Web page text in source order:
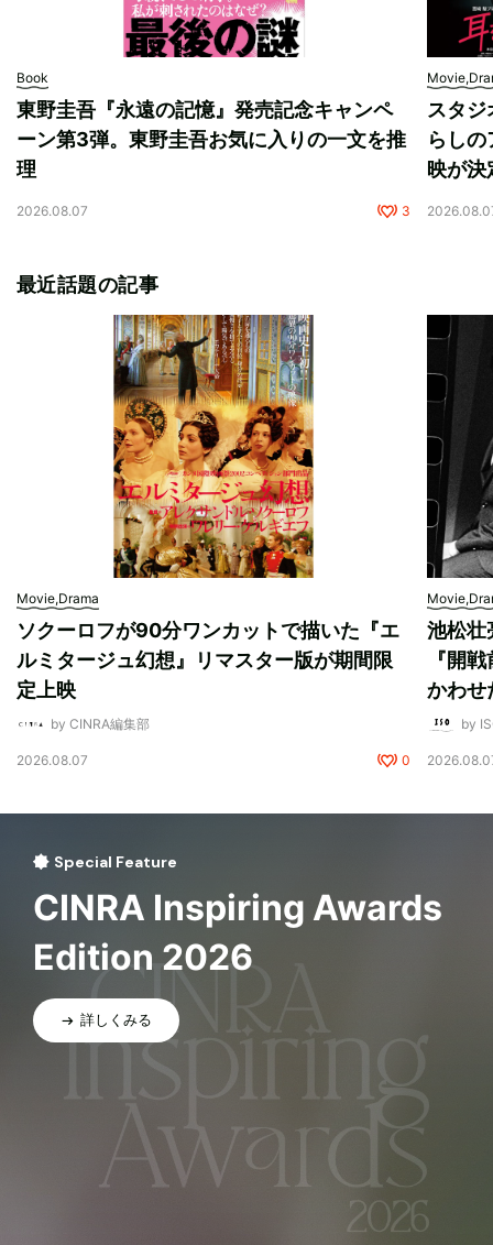
Book
東野圭吾『永遠の記憶』発売記念キャンペ
ーン第3弾。東野圭吾お気に入りの一文を推
理
2026.08.07 3
スタジ
らし
映が決
最近話題の記事
Movie,Drama
ソクーロフが90分ワンカットで描いた『エ
ルミタージュ幻想』リマスター版が期間限
定上映
by CINRA編集部
2026.08.07 0
池松壮
『開
かわせ
by
Special Feature
CINRA Inspiring Awards
Edition 2026
詳しくみる